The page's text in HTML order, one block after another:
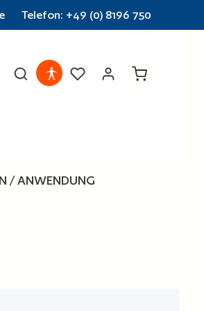
Telefon: +49 (0) 8196 750
Warenkorb
/ ANWENDUNG